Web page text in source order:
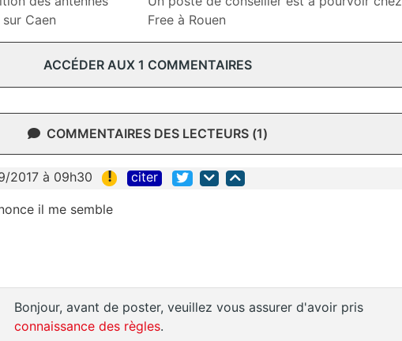
Caen
Free à Rouen
ACCÉDER AUX 1 COMMENTAIRES
COMMENTAIRES DES LECTEURS (1)
2017 à 09h30 ! citer
il me semble
Bonjour, avant de poster, veuillez vous assurer d'avoir pris
connaissance des règles.